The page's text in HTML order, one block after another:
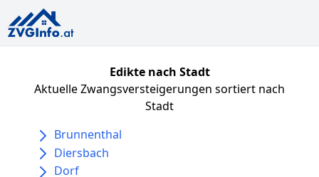
Edikte nach Stadt
Aktuelle Zwangsversteigerungen sortiert nach
Stadt
Brunnenthal
Diersbach
Dorf